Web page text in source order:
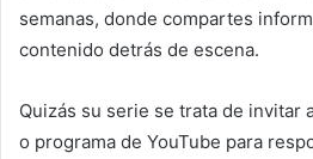
semanas, donde compartes
contenido detrás de escena.
Quizás su serie se trata de invitar
o programa de YouTube para